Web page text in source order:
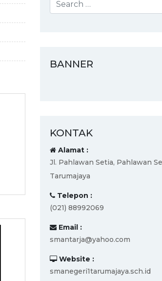
BANNER
KONTAK
Alamat :
Jl. Pahlawan Setia, Pahlawan
Tarumajaya
Telepon :
(021) 88992069
Email :
smantarja@yahoo.com
Website :
smanegeri1tarumajaya.sch.id